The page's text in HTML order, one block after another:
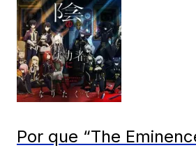
Por que “The